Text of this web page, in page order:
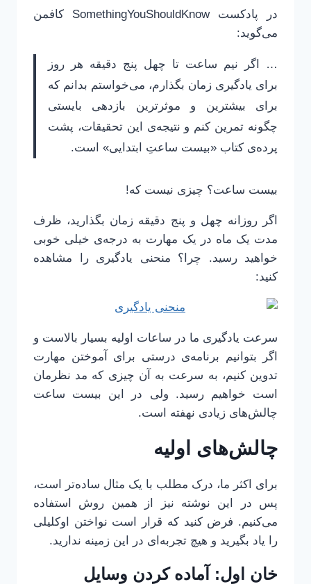
در پادکست SomethingYouShouldKnow کافمن
می‌گوید:
… اگر نیم ساعت تا چهل پنج دقیقه هر روز
برای یادگیری زمان بگذارم، می‌خواستم بدانم که
برای بیشترین و موثرترین بازدهی بایستی
چگونه تمرین کنم و نتیجه‌ی این تحقیقات، پشت
پرده‌ی کتاب «بیست ساعتِ ابتدایی» است.
بیست ساعت؟ چیزی نیست که!
اگر روزانه چهل و پنج دقیقه زمان بگذارید، ظرف
مدت یک ماه در یک مهارت به درجه‌ی خیلی خوبی
خواهید رسید. چرا؟ منحنی یادگیری را مشاهده
کنید:
سرعت یادگیری ما در ساعات اولیه بسیار بالاست و
اگر بتوانیم برنامه‌ی درستی برای آموختن مهارت
تدوین کنیم، به سرعت به آن چیزی که مد نظرمان
است خواهیم رسید. ولی در این بیست ساعت
چالش‌های زیادی نهفته است.
چالش‌های اولیه
برای اکثر ما، درک مطلب با یک مثال ساده‌تر است،
پس در این نوشته نیز از همین روش استفاده
می‌کنیم. فرض کنید که قرار است نواختن اوکلیلی
را یاد بگیرید و هیچ تجربه‌ای در این زمینه ندارید.
خان اول: آماده کردن وسایل